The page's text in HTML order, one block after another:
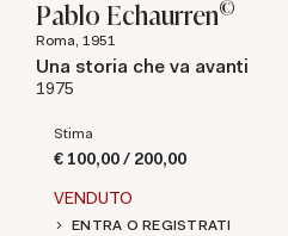
Pablo Echaurren©
Roma, 1951
Una storia che va avanti
1975
Stima
€ 100,00 / 200,00
VENDUTO
ENTRA O REGISTRATI